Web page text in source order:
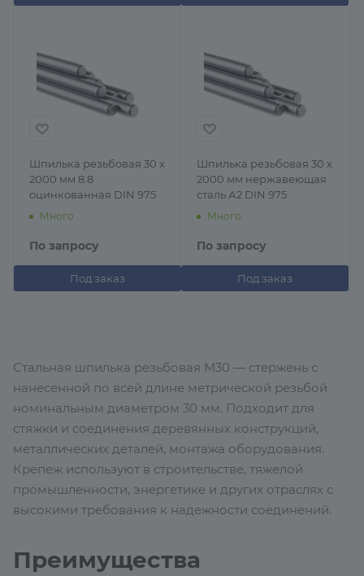
Шпилька резьбовая 30 х
2000 мм 8.8
оцинкованная DIN 975
Много
По запросу
Под заказ
Шпилька резьбовая 30 х
2000 мм нержавеющая
сталь А2 DIN 975
Много
По запросу
Под заказ
Стальная шпилька резьбовая М30 — стержень с
нанесенной по всей длине метрической резьбой
номинальным диаметром 30 мм. Подходит для
стяжки и соединения деревянных конструкций,
металлических деталей, монтажа оборудования.
Крепеж используют в строительстве, тяжелой
промышленности, энергетике и других отраслях с
высокими требования к надежности соединений.
Преимущества